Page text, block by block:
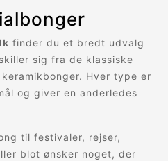
finder du et bredt udvalg
sig fra de klassiske
Hver type er
og giver en anderledes
til festivaler, rejser,
blot ønsker noget, der